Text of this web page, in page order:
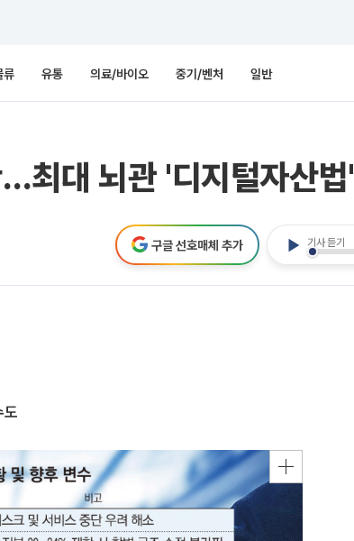
류 유통 의료/바이오 중기/벤처 일반
최대 뇌관 '디지털자산법'
기사 듣기
구글 선호매체 추가
도